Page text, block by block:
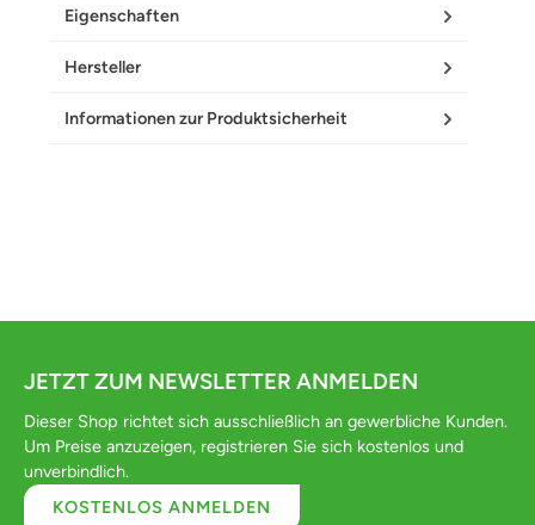
Eigenschaften
Hersteller
Informationen zur Produktsicherheit
JETZT ZUM NEWSLETTER ANMELDEN
Dieser Shop richtet sich ausschließlich an gewerbliche Kunden.
Um Preise anzuzeigen, registrieren Sie sich kostenlos und
unverbindlich.
KOSTENLOS ANMELDEN